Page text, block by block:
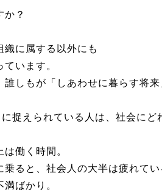
か？
に属する以外にも
います。
誰しもが「しあわせに暮らす将来
捉えられている人は、 社会にど
働く時間。
ると、 社会人の大半は疲れてい
ばかり。